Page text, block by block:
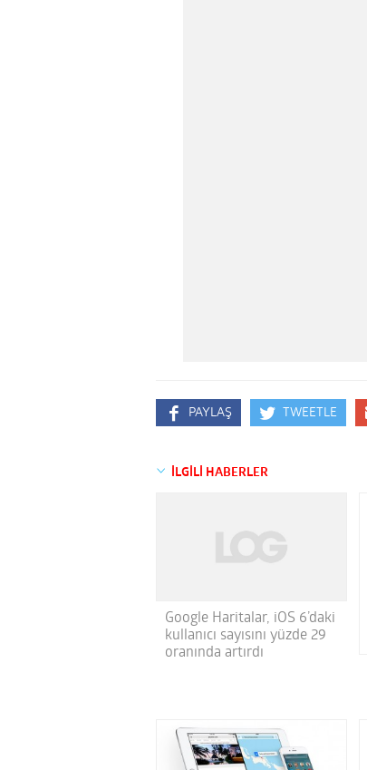
PAYLAŞ TWEETLE
İLGİLİ HABERLER
Google Haritalar, iOS 6’daki
kullanıcı sayısını yüzde 29
oranında artırdı